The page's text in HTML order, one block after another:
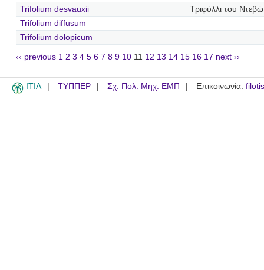
Trifolium desvauxii
Τριφύλλι του Ντεβώ
Trifolium diffusum
Trifolium dolopicum
‹‹ previous 1 2 3 4 5 6 7 8 9 10 11 12 13 14 15 16 17 next ››
ITIA ΤΥΠΠΕΡ Σχ. Πολ. Μηχ. ΕΜΠ Επικοινωνία: